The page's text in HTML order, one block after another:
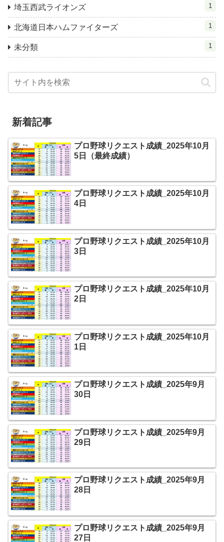
埼玉西武ライオンズ 1
北海道日本ハムファイターズ 1
未分類 1
新着記事
プロ野球リクエスト成績_2025年10月
5日（最終成績）
プロ野球リクエスト成績_2025年10月
4日
プロ野球リクエスト成績_2025年10月
3日
プロ野球リクエスト成績_2025年10月
2日
プロ野球リクエスト成績_2025年10月
1日
プロ野球リクエスト成績_2025年9月
30日
プロ野球リクエスト成績_2025年9月
29日
プロ野球リクエスト成績_2025年9月
28日
プロ野球リクエスト成績_2025年9月
27日